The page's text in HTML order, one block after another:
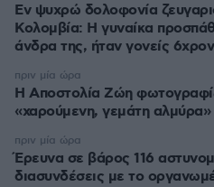
Εν ψυχρώ δολοφονία
Κολομβία: Η γυναίκα
άνδρα της, ήταν γονείς
H Αποστολία Ζώη
«χαρούμενη, γεμάτη αλμύρα»
πριν μία ώρα
Έρευνα σε βάρος 116
διασυνδέσεις με το
πριν μία ώρα